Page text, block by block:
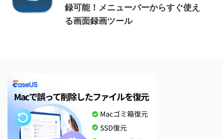
録可能！メニューバーからすぐ使え
る画面録画ツール